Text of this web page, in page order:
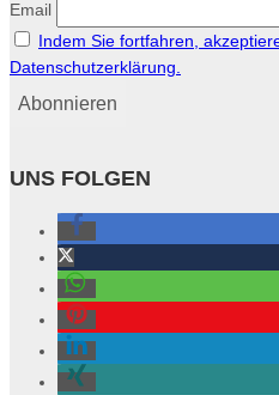
Email
Indem Sie fortfahren,
Datenschutzerklärung.
UNS FOLGEN